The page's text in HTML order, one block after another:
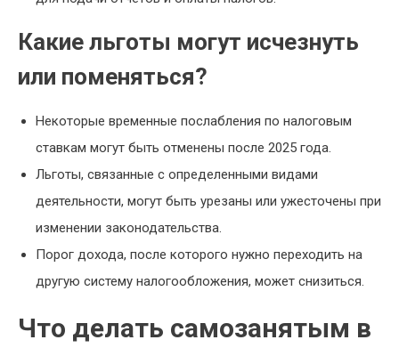
Какие льготы могут исчезнуть
или поменяться?
Некоторые временные послабления по налоговым
ставкам могут быть отменены после 2025 года.
Льготы, связанные с определенными видами
деятельности, могут быть урезаны или ужесточены при
изменении законодательства.
Порог дохода, после которого нужно переходить на
другую систему налогообложения, может снизиться.
Что делать самозанятым в